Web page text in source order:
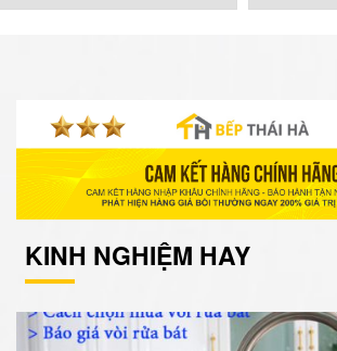
KINH NGHIỆM HAY